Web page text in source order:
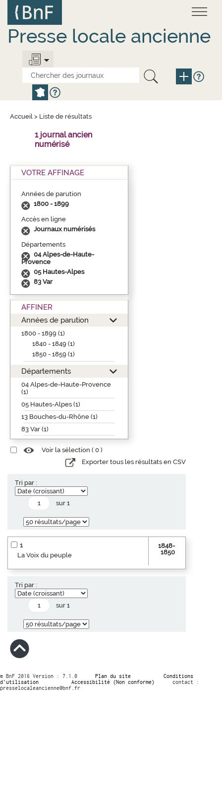
contenu
principal
Presse locale ancienne
Accueil > Liste de résultats
1 journal ancien
numérisé
VOTRE AFFINAGE
Années de parution
1800 - 1899
Accès en ligne
Journaux numérisés
Départements
04 Alpes-de-Haute-
Provence
05 Hautes-Alpes
83 Var
AFFINER
Années de parution
1800 - 1899 (1)
1840 - 1849 (1)
1850 - 1859 (1)
Départements
04 Alpes-de-Haute-Provence
(1)
05 Hautes-Alpes (1)
13 Bouches-du-Rhône (1)
83 Var (1)
Voir la sélection ( 0 )
Exporter tous les résultats en CSV
Tri par :
sur 1
1
La Voix du peuple
1848-
1850
Tri par :
sur 1
© BnF 2016 Version : 7.1.0 Plan du site
Conditions
d’utilisation
Accessibilité (Non conforme)
contact :
presselocaleancienne@bnf.fr
Panneau de gestion des cookies